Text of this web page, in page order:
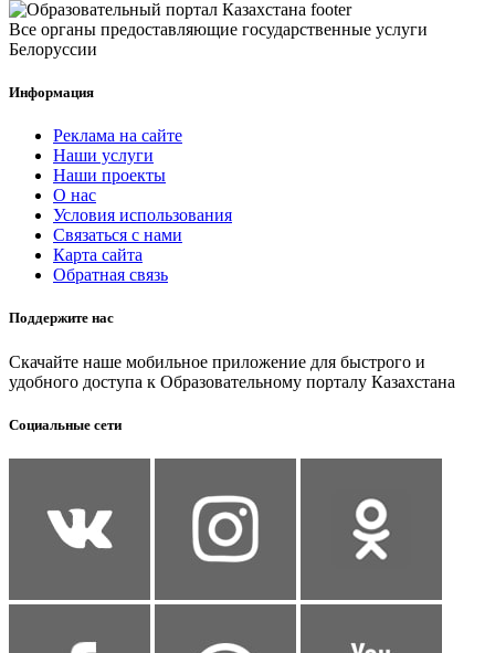
Все органы предоставляющие государственные услуги
Белоруссии
Информация
Реклама на сайте
Наши услуги
Наши проекты
О нас
Условия использования
Связаться с нами
Карта сайта
Обратная связь
Поддержите нас
Скачайте наше мобильное приложение для быстрого и
удобного доступа к Образовательному порталу Казахстана
Социальные сети